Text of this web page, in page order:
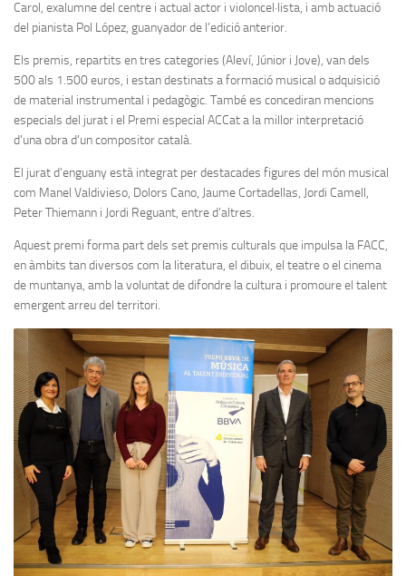
Carol, exalumne del centre i actual actor i violoncel·lista, i amb actuació
del pianista Pol López, guanyador de l’edició anterior.
Els premis, repartits en tres categories (Aleví, Júnior i Jove), van dels
500 als 1.500 euros, i estan destinats a formació musical o adquisició
de material instrumental i pedagògic. També es concediran mencions
especials del jurat i el Premi especial ACCat a la millor interpretació
d’una obra d’un compositor català.
El jurat d’enguany està integrat per destacades figures del món musical
com Manel Valdivieso, Dolors Cano, Jaume Cortadellas, Jordi Camell,
Peter Thiemann i Jordi Reguant, entre d’altres.
Aquest premi forma part dels set premis culturals que impulsa la FACC,
en àmbits tan diversos com la literatura, el dibuix, el teatre o el cinema
de muntanya, amb la voluntat de difondre la cultura i promoure el talent
emergent arreu del territori.